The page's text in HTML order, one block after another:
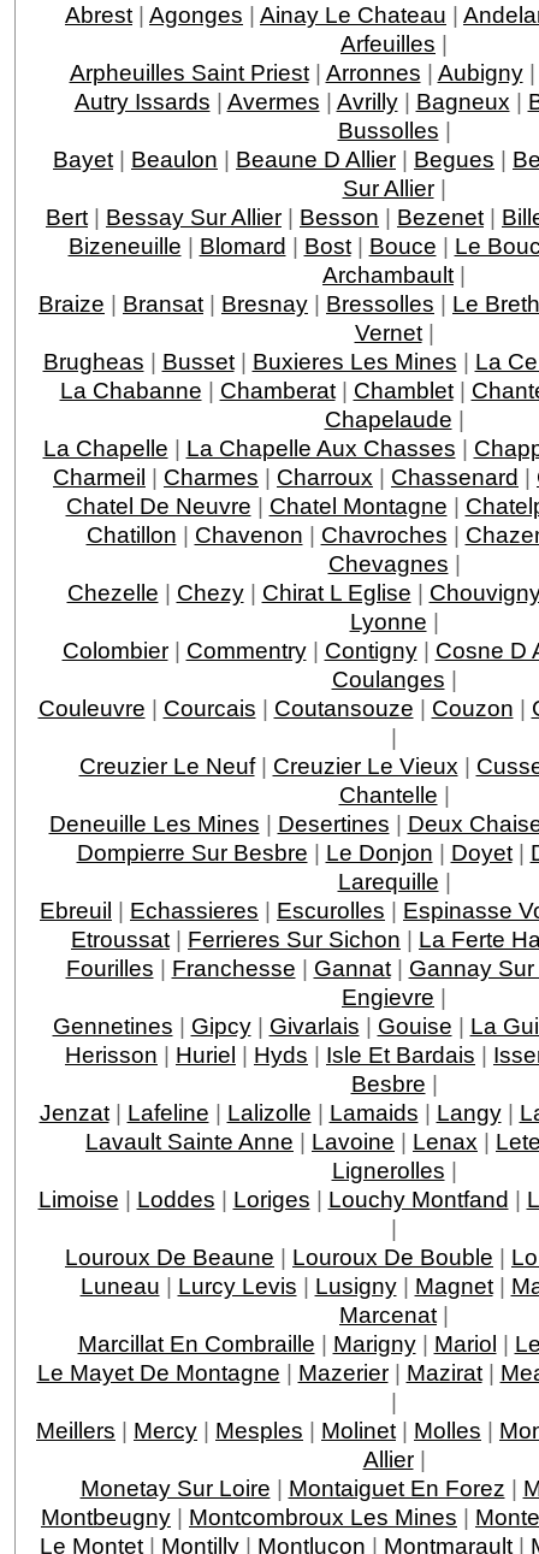
Abrest | Agonges | Ainay Le Chateau |
Arfeuilles |
Arpheuilles Saint Priest| Arronnes | Aubigny|
Autry Issards | Avermes | Avrilly| Bagneux |
Bussolles |
Bayet | Beaulon | Beaune D Allier | Begues |
Sur Allier|
Bert | Bessay Sur Allier | Besson | Bezenet |
Bizeneuille | Blomard | Bost| Bouce | Le
Archambault |
Braize | Bransat | Bresnay | Bressolles | Le
Vernet|
Brugheas | Busset| Buxieres Les Mines | La
La Chabanne | Chamberat| Chamblet|
Chapelaude |
La Chapelle | La Chapelle Aux Chasses |
Charmeil | Charmes | Charroux | Chassenard |
Chatel De Neuvre | Chatel Montagne |
Chatillon | Chavenon | Chavroches |
Chevagnes |
Chezelle | Chezy| Chirat L Eglise |
Lyonne |
Colombier| Commentry| Contigny| Cosne D
Coulanges |
Couleuvre | Courcais | Coutansouze | Couzon |
|
Creuzier Le Neuf| Creuzier Le Vieux |
Chantelle |
Deneuille Les Mines | Desertines | Deux
Dompierre Sur Besbre | Le Donjon | Doyet|
Larequille |
Ebreuil | Echassieres | Escurolles | Espinasse
Etroussat | Ferrieres Sur Sichon | La Ferte
Fourilles | Franchesse | Gannat| Gannay
Engievre |
Gennetines | Gipcy| Givarlais | Gouise | La
Herisson | Huriel | Hyds | Isle Et Bardais |
Besbre |
Jenzat| Lafeline | Lalizolle | Lamaids | Langy|
Lavault Sainte Anne | Lavoine | Lenax |
Lignerolles |
Limoise | Loddes | Loriges | Louchy Montfand |
|
Louroux De Beaune | Louroux De Bouble |
Luneau | Lurcy Levis | Lusigny| Magnet|
Marcenat |
Marcillat En Combraille | Marigny| Mariol |
Le Mayet De Montagne | Mazerier| Mazirat|
|
Meillers | Mercy | Mesples | Molinet | Molles |
Allier|
Monetay Sur Loire | Montaiguet En Forez |
Montbeugny | Montcombroux Les Mines |
Le Montet| Montilly| Montlucon | Montmarault|